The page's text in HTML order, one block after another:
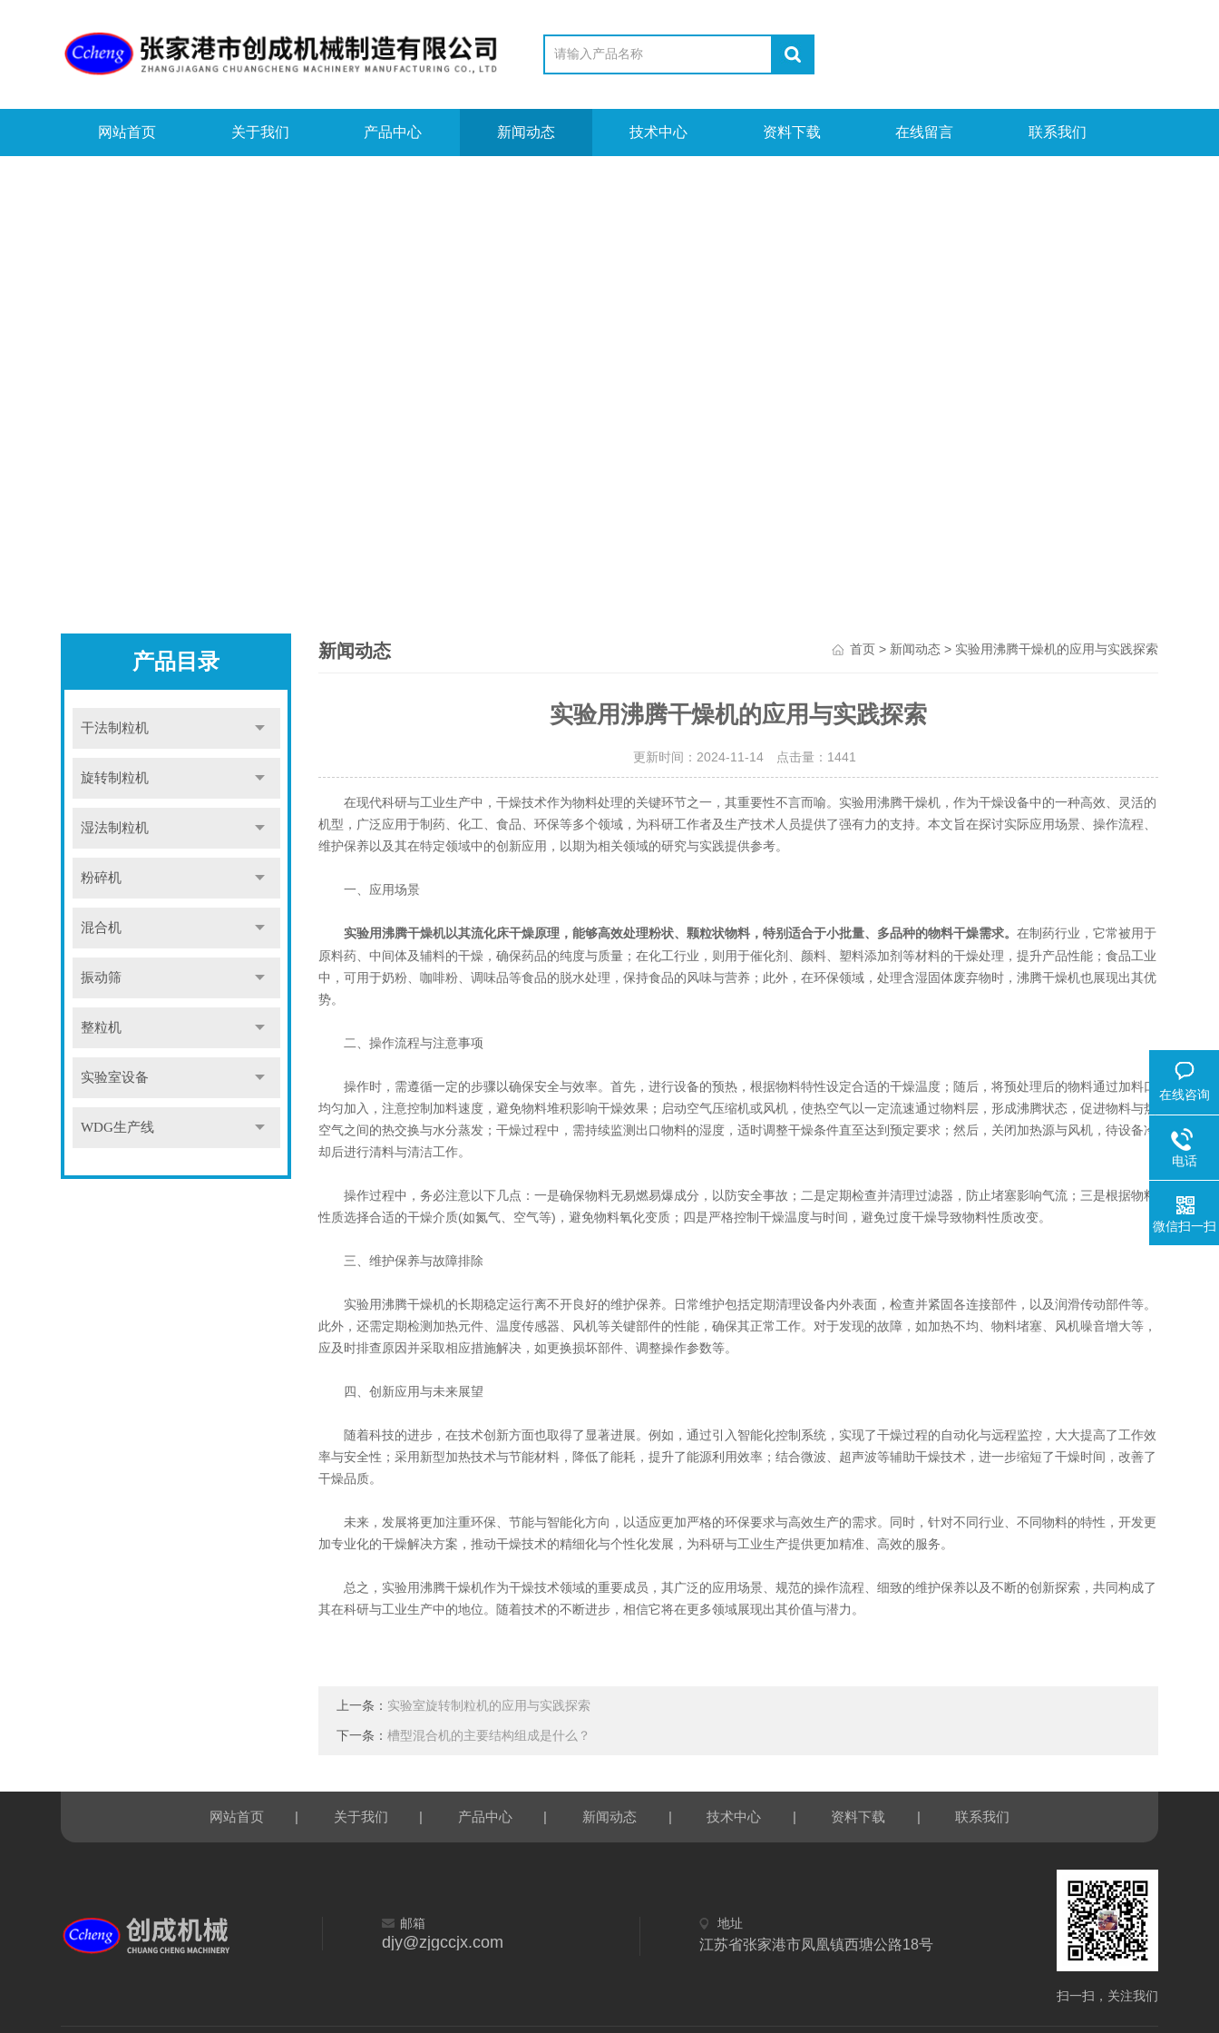
网站首页 关于我们 产品中心 新闻动态 技术中心 资料下载 在线留言 联系我们
产品目录
干法制粒机
旋转制粒机
湿法制粒机
粉碎机
混合机
振动筛
整粒机
实验室设备
WDG生产线
新闻动态 首页> 新闻动态> 实验用沸腾干燥机的应用与实践探索
实验用沸腾干燥机的应用与实践探索
更新时间：2024-11-14 点击量： 1441
在现代科研与工业生产中，干燥技术作为物料处理的关键环节之一，其重要性不言而喻。实验用沸腾干燥机，作为干燥设备中的一种高效、灵活的
机型，广泛应用于制药、化工、食品、环保等多个领域，为科研工作者及生产技术人员提供了强有力的支持。本文旨在探讨实际应用场景、操作流程、
维护保养以及其在特定领域中的创新应用，以期为相关领域的研究与实践提供参考。
一、应用场景
实验用沸腾干燥机以其流化床干燥原理，能够高效处理粉状、颗粒状物料，特别适合于小批量、多品种的物料干燥需求。在制药行业，它常被用于
原料药、中间体及辅料的干燥，确保药品的纯度与质量；在化工行业，则用于催化剂、颜料、塑料添加剂等材料的干燥处理，提升产品性能；食品工业
中，可用于奶粉、咖啡粉、调味品等食品的脱水处理，保持食品的风味与营养；此外，在环保领域，处理含湿固体废弃物时，沸腾干燥机也展现出其优
势。
二、操作流程与注意事项
操作时，需遵循一定的步骤以确保安全与效率。首先，进行设备的预热，根据物料特性设定合适的干燥温度；随后，将预处理后的物料通过加料口
均匀加入，注意控制加料速度，避免物料堆积影响干燥效果；启动空气压缩机或风机，使热空气以一定流速通过物料层，形成沸腾状态，促进物料与热
空气之间的热交换与水分蒸发；干燥过程中，需持续监测出口物料的湿度，适时调整干燥条件直至达到预定要求；然后，关闭加热源与风机，待设备冷
却后进行清料与清洁工作。
操作过程中，务必注意以下几点：一是确保物料无易燃易爆成分，以防安全事故；二是定期检查并清理过滤器，防止堵塞影响气流；三是根据物料
性质选择合适的干燥介质(如氮气、空气等)，避免物料氧化变质；四是严格控制干燥温度与时间，避免过度干燥导致物料性质改变。
三、维护保养与故障排除
实验用沸腾干燥机的长期稳定运行离不开良好的维护保养。日常维护包括定期清理设备内外表面，检查并紧固各连接部件，以及润滑传动部件等。
此外，还需定期检测加热元件、温度传感器、风机等关键部件的性能，确保其正常工作。对于发现的故障，如加热不均、物料堵塞、风机噪音增大等，
应及时排查原因并采取相应措施解决，如更换损坏部件、调整操作参数等。
四、创新应用与未来展望
随着科技的进步，在技术创新方面也取得了显著进展。例如，通过引入智能化控制系统，实现了干燥过程的自动化与远程监控，大大提高了工作效
率与安全性；采用新型加热技术与节能材料，降低了能耗，提升了能源利用效率；结合微波、超声波等辅助干燥技术，进一步缩短了干燥时间，改善了
干燥品质。
未来，发展将更加注重环保、节能与智能化方向，以适应更加严格的环保要求与高效生产的需求。同时，针对不同行业、不同物料的特性，开发更
加专业化的干燥解决方案，推动干燥技术的精细化与个性化发展，为科研与工业生产提供更加精准、高效的服务。
总之，实验用沸腾干燥机作为干燥技术领域的重要成员，其广泛的应用场景、规范的操作流程、细致的维护保养以及不断的创新探索，共同构成了
其在科研与工业生产中的地位。随着技术的不断进步，相信它将在更多领域展现出其价值与潜力。
上一条： 实验室旋转制粒机的应用与实践探索
下一条：槽型混合机的主要结构组成是什么？
网站首页 | 关于我们 | 产品中心 | 新闻动态 | 技术中心 | 资料下载 | 联系我们
邮箱
djy@zjgccjx.com
地址
江苏省张家港市凤凰镇西塘公路18号
扫一扫，关注我们
在线咨询
电话
微信扫一扫